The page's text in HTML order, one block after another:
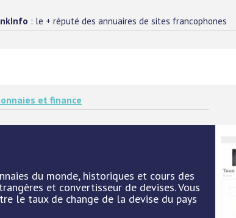
: le + réputé des annuaires de sites francophones
et finance
du monde, historiques et cours des
et convertisseur de devises. Vous
le taux de change de la devise du pays